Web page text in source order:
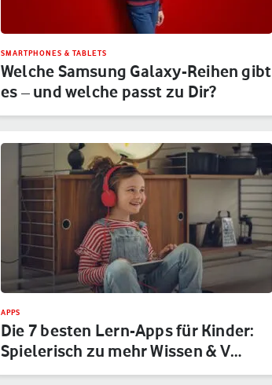
SMARTPHONES & TABLETS
Welche Samsung Galaxy-Reihen gibt
es – und welche passt zu Dir?
APPS
Die 7 besten Lern-Apps für Kinder:
Spielerisch zu mehr Wissen & V…